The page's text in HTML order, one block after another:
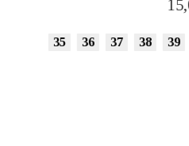
35 36 37 38 39